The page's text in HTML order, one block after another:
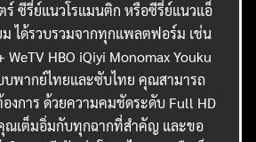
ร์ ซีรี่ย์แนวโรแมนติก หรือซีรี่ย์แนวแอ็
ได้รวบรวมจากทุกแพลตฟอร์ม เช่น
WeTV HBO iQiyi Monomax Youku
บพากย์ไทยและซับไทย คุณสามารถ
งการ ด้วยความคมชัดระดับ Full HD
ณเต็มอิ่มกับทุกฉากที่สำคัญ และขอ